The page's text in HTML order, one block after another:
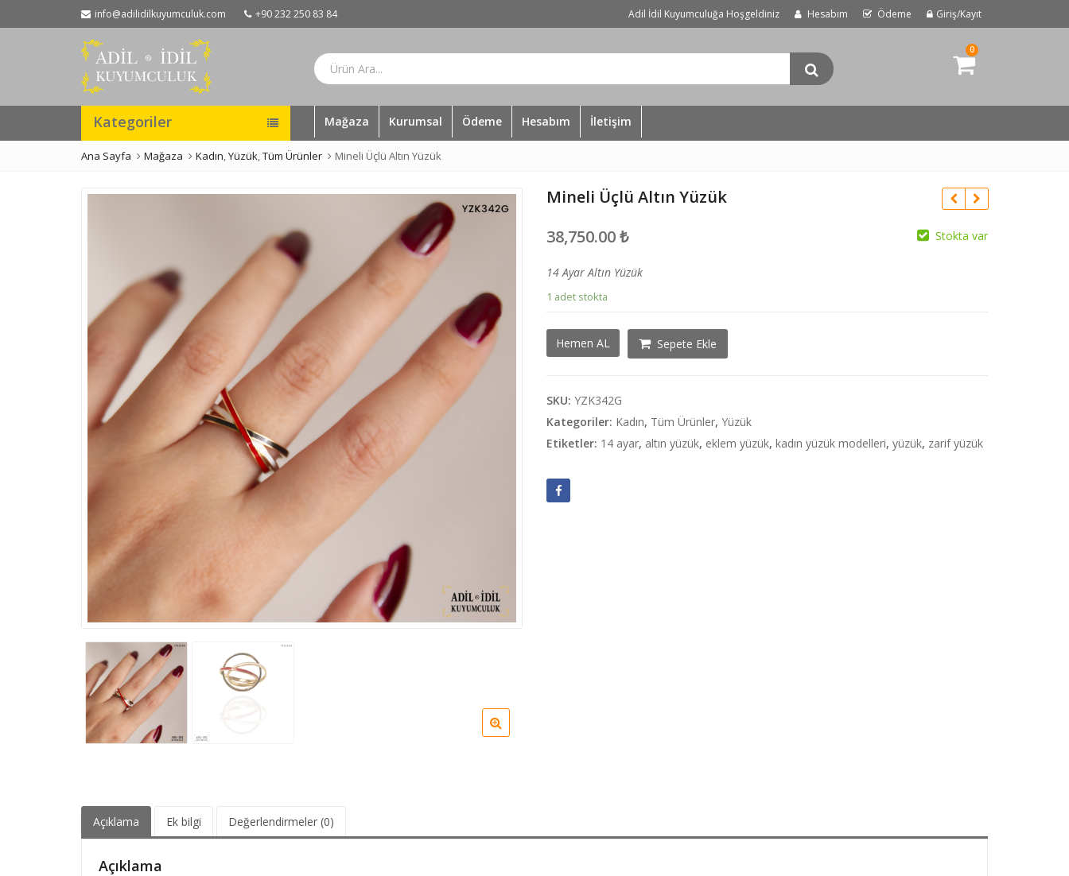
info@adilidilkuyumculuk.com +90 232 250 83 84 Adil İdil Kuyumculuğa Hoşgeldiniz Hesabım Ödeme Giriş/Kayıt
0
Kategoriler Mağaza Kurumsal Ödeme Hesabım İletişim
Ana Sayfa Mağaza Kadın,Yüzük,Tüm Ürünler Mineli Üçlü Altın Yüzük
Mineli Üçlü Altın Yüzük
38,750.00₺ Stokta var
14 Ayar Altın Yüzük
1 adet stokta
Hemen AL
Mineli
Üçlü
Sepete Ekle
SKU: YZK342G
Kategoriler: Kadın, Tüm Ürünler, Yüzük
Etiketler: 14 ayar, altın yüzük, eklem yüzük, kadın yüzük modelleri, yüzük, zarif yüzük
Açıklama Ek bilgi Değerlendirmeler (0)
Açıklama